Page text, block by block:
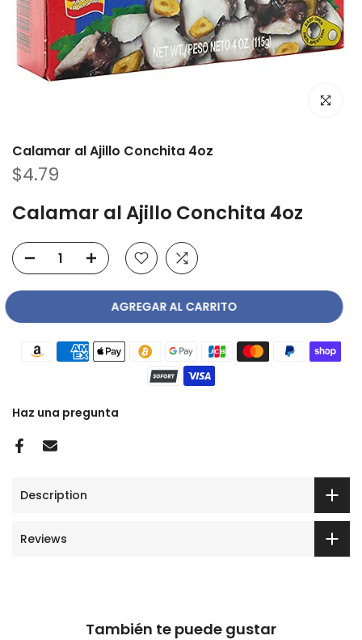
Haz clic
Calamar al Ajillo Conchita 4oz
$4.79
Calamar al Ajillo Conchita 4oz
AGREGAR AL CARRITO
Haz una pregunta
Description
Reviews
También te puede gustar